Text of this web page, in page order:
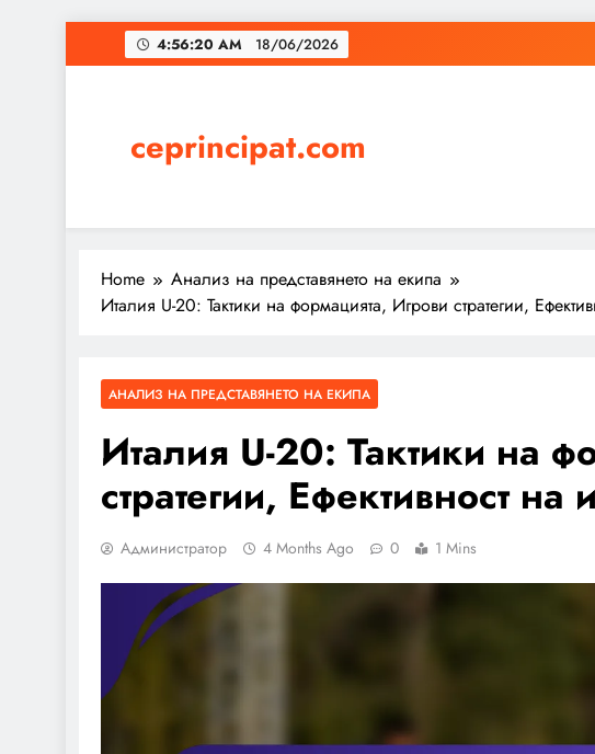
to
4:56:21 AM 18/06/2026
ceprincipat.com
Home
Анализ на представянето на екипа
Италия U-20: Тактики на формацията, Игрови стратегии,
АНАЛИЗ НА ПРЕДСТАВЯНЕТО НА ЕКИПА
Италия U-20: Тактики на
стратегии, Ефективност на
Администратор 4 Months Ago 0 1 Mins